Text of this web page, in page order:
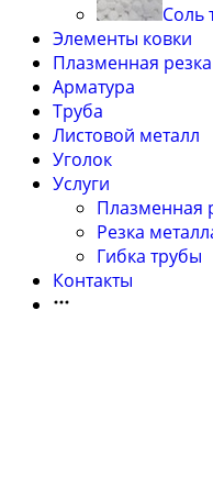
Соль
Элементы ковки
Плазменная
Арматура
Труба
Листовой металл
Уголок
Услуги
Плазменная
Резка
Гибка трубы
Контакты